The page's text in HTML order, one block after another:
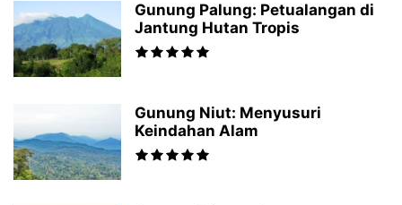
Gunung Palung: Petualangan di
Jantung Hutan Tropis
Gunung Niut: Menyusuri
Keindahan Alam